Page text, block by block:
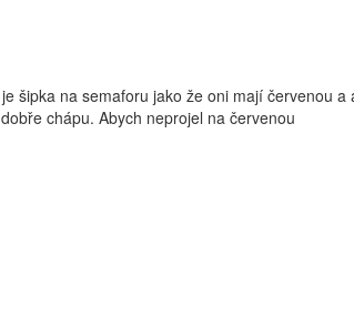
šipka na semaforu jako že oni mají červenou a
chápu. Abych neprojel na červenou